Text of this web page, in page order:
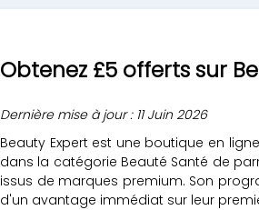
Obtenez £5 offerts sur
Dernière mise à jour : 11 Juin 2026
Beauty Expert est une boutique en
dans la catégorie Beauté Santé de
issus de marques premium. Son
d'un avantage immédiat sur leur